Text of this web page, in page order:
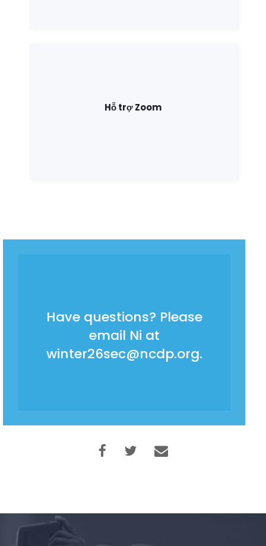
Hỗ trợ Zoom
Have questions? Please
email Ni at
winter26sec@ncdp.org.